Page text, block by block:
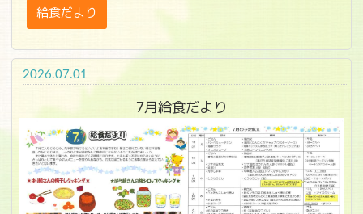
給食だより
2026.07.01
7月給食だより